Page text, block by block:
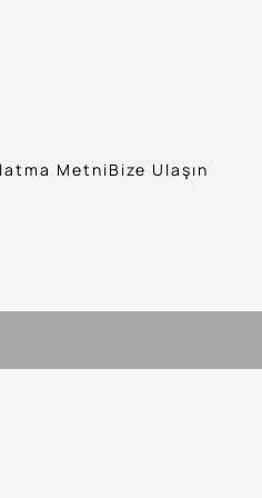
MetniBize Ulaşın